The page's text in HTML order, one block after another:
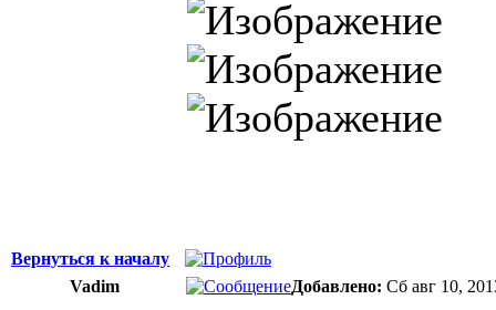
Вернуться к началу
Vadim
Добавлено: Сб авг 10,